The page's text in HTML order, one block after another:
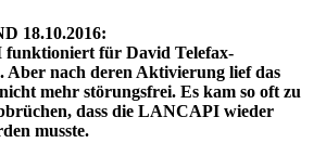
18.10.2016:
für David Telefax-
Aber nach deren Aktivierung lief das
mehr störungsfrei. Es kam so oft zu
dass die LANCAPI wieder
musste.